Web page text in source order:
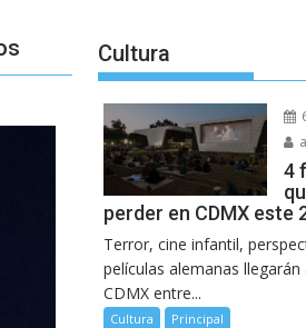
Cultura
4
perder en CDMX este
Terror, cine infantil,
películas alemanas
CDMX entre...
Cultura Principal